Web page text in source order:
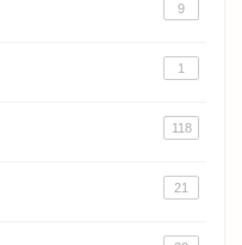
9
1
118
21